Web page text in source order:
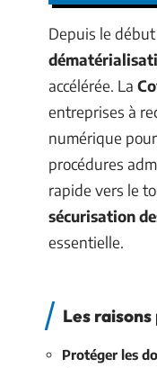
Depuis le
accélérée. La
entreprises à
numérique
procédures
rapide vers le
sécurisation
essentielle.
Les
Protéger les